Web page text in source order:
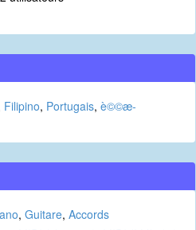
Filipino, Portugais, è©©æ­
, Guitare, Accords